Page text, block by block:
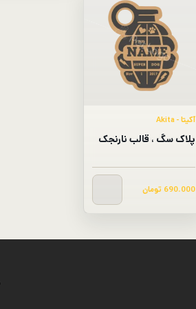
آکیتا - Akita
پلاک سگ ، قالب نارنجک
690.000 تومان